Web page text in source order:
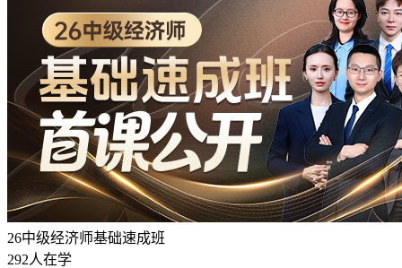
26中级经济师基础速成班
292人在学